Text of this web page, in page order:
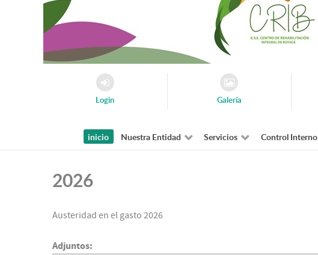
Login Galería
inicio Nuestra Entidad Servicios Control Interno
2026
Austeridad en el gasto 2026
Adjuntos: